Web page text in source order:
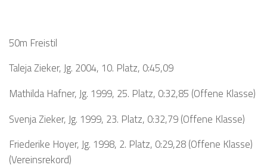
50m Freistil
Taleja Zieker, Jg. 2004, 10. Platz, 0:45,09
Mathilda Hafner, Jg. 1999, 25. Platz, 0:32,85 (Offene Klasse)
Svenja Zieker, Jg. 1999, 23. Platz, 0:32,79 (Offene Klasse)
Friederike Hoyer, Jg. 1998, 2. Platz, 0:29,28 (Offene Klasse)
(Vereinsrekord)